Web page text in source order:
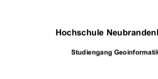
Hochschule
Studiengang